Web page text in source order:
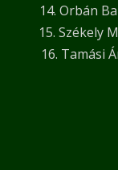
14. Orbán
15. Székely
16. Tamási